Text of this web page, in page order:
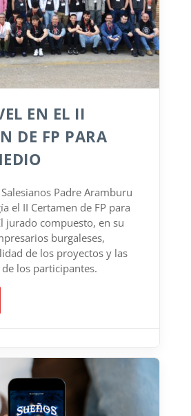
EN EL II
DE FP PARA
Padre Aramburu
el II Certamen de FP para
jurado compuesto, en su
burgaleses,
de los proyectos y las
los participantes.